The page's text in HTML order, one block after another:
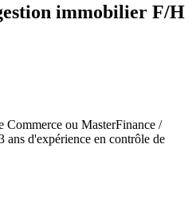
immobilier F/H
Commerce ou MasterFinance /
ans d'expérience en contrôle de